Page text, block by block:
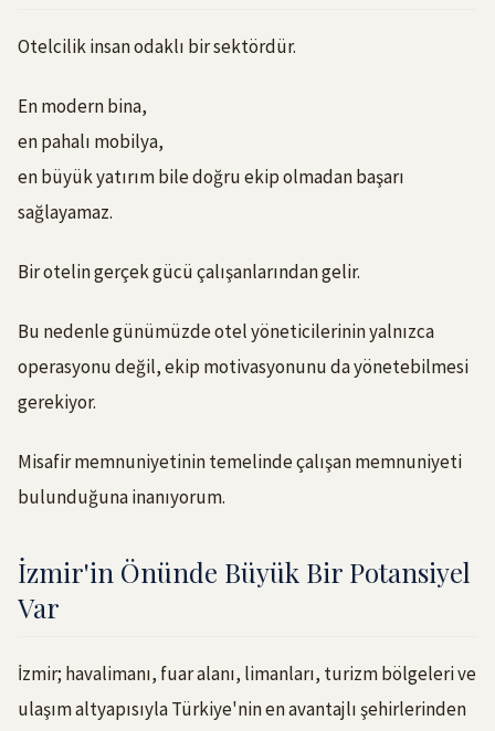
Otelcilik insan odaklı bir sektördür.
En modern bina,
en pahalı mobilya,
en büyük yatırım bile doğru ekip olmadan başarı
sağlayamaz.
Bir otelin gerçek gücü çalışanlarından gelir.
Bu nedenle günümüzde otel yöneticilerinin yalnızca
operasyonu değil, ekip motivasyonunu da yönetebilmesi
gerekiyor.
Misafir memnuniyetinin temelinde çalışan memnuniyeti
bulunduğuna inanıyorum.
İzmir'in Önünde Büyük Bir Potansiyel
Var
İzmir; havalimanı, fuar alanı, limanları, turizm bölgeleri ve
ulaşım altyapısıyla Türkiye'nin en avantajlı şehirlerinden